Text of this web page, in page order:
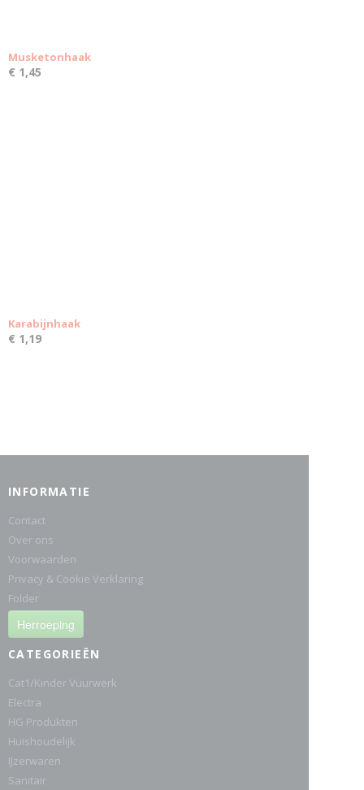
Musketonhaak
€ 1,45
Karabijnhaak
€ 1,19
INFORMATIE
Contact
Over ons
Voorwaarden
Privacy & Cookie Verklaring
Folder
Herroeping
CATEGORIEËN
Cat1/Kinder Vuurwerk
Electra
HG Produkten
Huishoudelijk
IJzerwaren
Sanitair